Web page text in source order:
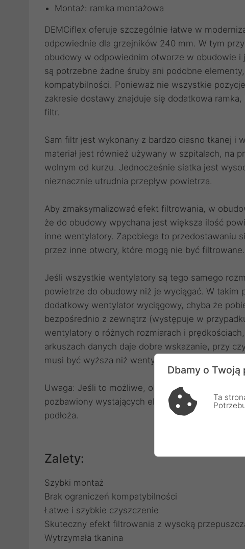
Montaż: ramka montażowa
DEMCiflex oferuje szczególnie łatwe w
odpowiednie dla grzejników 240 mm. W tym
obudowy w odpowiednim otworze w obudowie
są potrzebne żadne śruby ani podobne
kompatybilności. Ponieważ nie wszystkie
zakresie dostawy znajduje się dodatkowa
filtr.
Sam filtr jest wykonany z bardzo ciasno tkanej i
materiał jest również używany w szpitalach, na
wolnym od kurzu. Jednocześnie siatka jest
nieznacznie utrudnia przepływ powietrza.
Aby zmaksymalizować efekt filtrowania, w
że do obudowy wpychana jest większa ilość
inne wentylatory. Zapobiega to przedostawaniu
przez inne otwory, które mogą nie być filtrowane.
Jeśli wszystkie wentylatory są tego samego
powietrze do obudowy niż je wyciągać. W takim
dodatkowy wentylator wyciągowy, chyba że
bezpośrednio z zewnątrz (występuje w
wentylatory o różnych rozmiarach i
arkuszach danych daje dobre wskazanie, przy
musi być wyższa niż wentylatorów
Uwaga: Jeśli to możliwe, obszar wokół gniazda
pozbawiony wystających elementów. W
podłoża.
Zalety:
Szybki montaż
Brak ograniczeń kompatybilności
Łatwe i szybkie czyszczenie
Skuteczny efekt filtrowania z wysoką
Wytrzymała tkanina
Dbamy o
Ta